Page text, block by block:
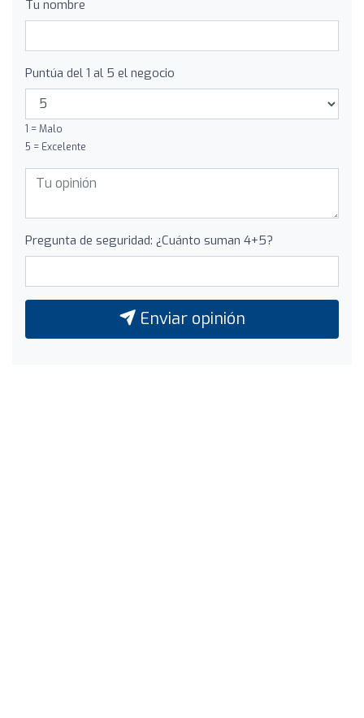
Tu nombre
Puntúa del 1 al 5 el negocio
1 = Malo
5 = Excelente
Pregunta de seguridad: ¿Cuánto suman 4+5?
Enviar opinión